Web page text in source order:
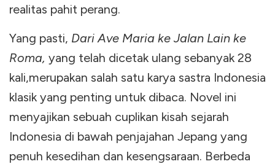
realitas pahit perang.
Yang pasti, Dari Ave Maria ke Jalan Lain ke
Roma, yang telah dicetak ulang sebanyak 28
kali,merupakan salah satu karya sastra Indonesia
klasik yang penting untuk dibaca. Novel ini
menyajikan sebuah cuplikan kisah sejarah
Indonesia di bawah penjajahan Jepang yang
penuh kesedihan dan kesengsaraan. Berbeda